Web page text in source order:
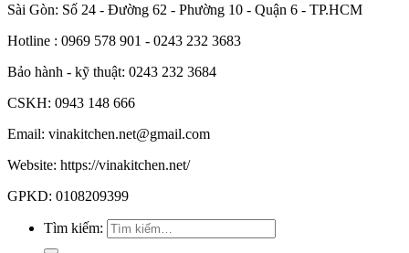
Sài Gòn: Số 24 - Đường 62 - Phường 10 - Quận 6 - TP.HCM
Hotline : 0969 578 901 - 0243 232 3683
Bảo hành - kỹ thuật: 0243 232 3684
CSKH: 0943 148 666
Email: vinakitchen.net@gmail.com
Website: https://vinakitchen.net/
GPKD: 0108209399
Tìm kiếm: